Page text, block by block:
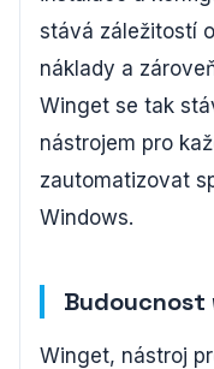
stává záležitostí
náklady a
Winget se tak
nástrojem pro
zautomatizovat
Windows.
Winget, nástroj